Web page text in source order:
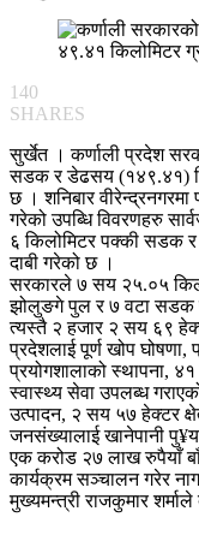
140
SHARES
सुर्खेत । कर्णाली प्रदेश
सडक र डेढसय (१४९.४१)
छ । शनिबार
गरेको उपब्धि विवरणहरु
६ किलोमिटर पक्की सडक
दाबी गरेको छ ।
सरकारले ७ सय २५.०५
झोलुङगे पुल र ७ वटा सडक
त्यस्तै २ हजार २ सय ६९
प्रदेशलाई पूर्ण खोप
प्रयोगशालाको स्थापना,
स्वास्थ्य सेवा उपलब्ध
उत्पादन, २ सय ५७ हेक्टर
जनसंख्यालाई खानेपानी
एक करोड २७ लाख रुपैयाँ
कार्यक्रम सञ्चालन गरेर
मुख्यमन्त्री राजकुमार शर्माले